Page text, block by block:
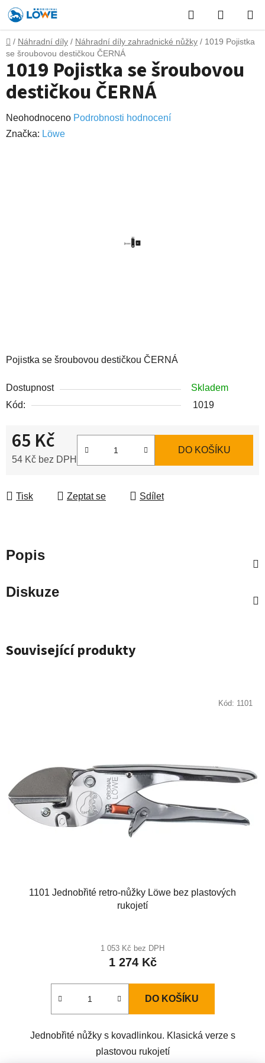
Přejít
na
obsah
Hledat
KOŠÍK
Domů
/ Náhradní díly / Náhradní díly zahradnické nůžky / 1019 Pojistka
se šroubovou destičkou ČERNÁ
Pojistka se šroubovou destičkou ČERNÁ
Dostupnost
Skladem
Kód:
1019
65 Kč
54 Kč bez DPH
DO KOŠÍKU
Tisk Zeptat se Sdílet
1019 Pojistka se šroubovou
destičkou ČERNÁ
Průměrné
hodnocení
Neohodnoceno Podrobnosti hodnocení
Značka: Lӧwe
Popis
Diskuze
Související produkty
1101 Jednobřité retro-nůžky Löwe bez plastových
rukojetí
1 053 Kč bez DPH
1 274 Kč
DO KOŠÍKU
Jednobřité nůžky s kovadlinkou. Klasická verze s
plastovou rukojetí
Kód: 1101